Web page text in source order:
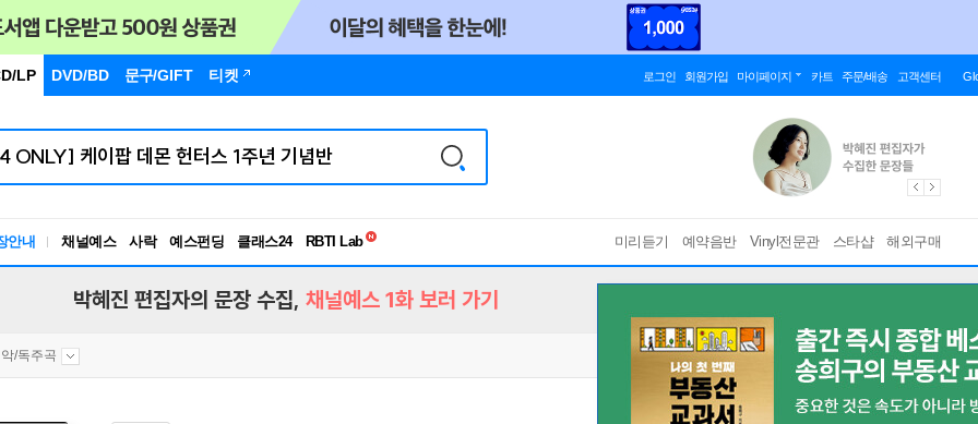
LP DVD/BD 문구/GIFT 티켓 로그인 회원가입 마이페이지 카트 주문/배송 고객센터
안내 채널예스 사락 예스펀딩 클래스24
RBTI Lab
독서유형검사
미리듣기 예약음반 Vinyl전문관 스타샵 해외구매
박혜진 편집자의 문장 수집, 채널예스 1화 보러 가기
/독주곡